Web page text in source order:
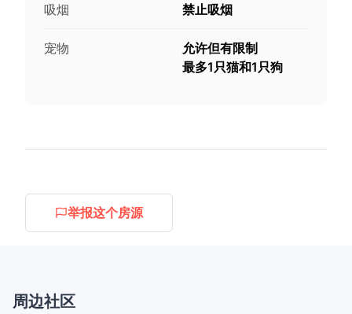
吸烟 禁止吸烟
宠物
允许但有限制
最多1只猫和1只狗
举报这个房源
周边社区